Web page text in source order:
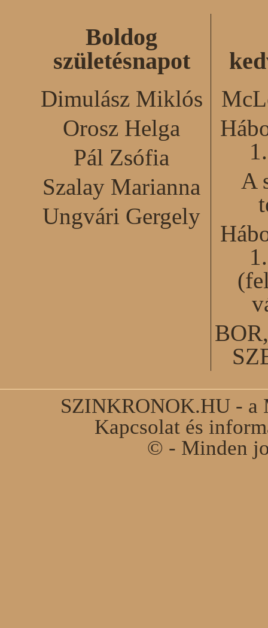
Boldog
születésnapot
Dimulász Miklós
Orosz Helga
Pál Zsófia
Szalay Marianna
Ungvári Gergely
A
SZINKRONOK.HU - a
Kapcsolat és
© - Minden